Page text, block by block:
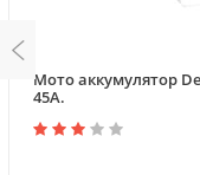
Мото аккумулятор
45А.